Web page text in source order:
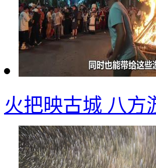
火把映古城 八方